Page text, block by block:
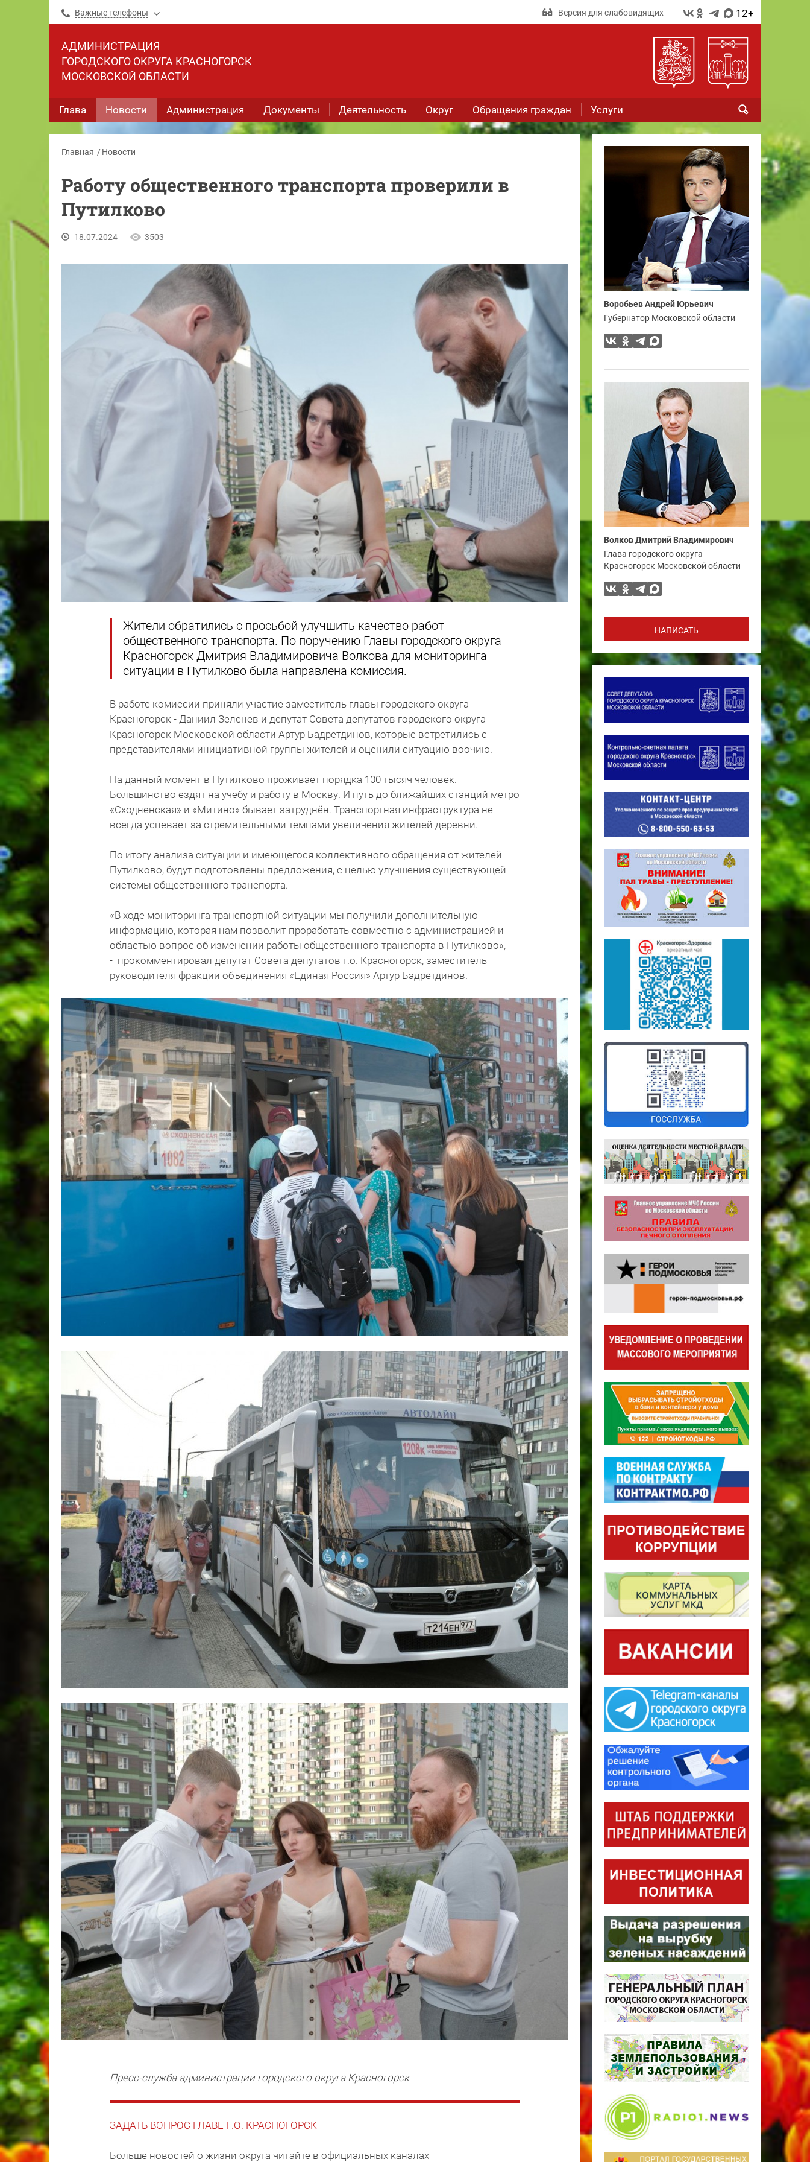
Важные телефоны Версия для слабовидящих 12+
АДМИНИСТРАЦИЯ
ГОРОДСКОГО ОКРУГА КРАСНОГОРСК
МОСКОВСКОЙ ОБЛАСТИ
Глава Новости Администрация Документы Деятельность Округ Обращения граждан Услуги
Главная Новости
Работу общественного транспорта проверили в
Путилково
18.07.2024 3503
Жители обратились с просьбой улучшить качество работ
общественного транспорта. По поручению Главы городского округа
Красногорск Дмитрия Владимировича Волкова для мониторинга
ситуации в Путилково была направлена комиссия.
В работе комиссии приняли участие заместитель главы городского округа
Красногорск - Даниил Зеленев и депутат Совета депутатов городского округа
Красногорск Московской области Артур Бадретдинов, которые встретились с
представителями инициативной группы жителей и оценили ситуацию воочию.
На данный момент в Путилково проживает порядка 100 тысяч человек.
Большинство ездят на учебу и работу в Москву. И путь до ближайших станций метро
«Сходненская» и «Митино» бывает затруднён. Транспортная инфраструктура не
всегда успевает за стремительными темпами увеличения жителей деревни.
По итогу анализа ситуации и имеющегося коллективного обращения от жителей
Путилково, будут подготовлены предложения, с целью улучшения существующей
системы общественного транспорта.
«В ходе мониторинга транспортной ситуации мы получили дополнительную
информацию, которая нам позволит проработать совместно с администрацией и
областью вопрос об изменении работы общественного транспорта в Путилково»,
- прокомментировал депутат Совета депутатов г.о. Красногорск, заместитель
руководителя фракции объединения «Единая Россия» Артур Бадретдинов.
Пресс-служба администрации городского округа Красногорск
ЗАДАТЬ ВОПРОС ГЛАВЕ Г.О. КРАСНОГОРСК
Больше новостей о жизни округа читайте в официальных каналах
Воробьев Андрей Юрьевич
Губернатор Московской области
Волков Дмитрий Владимирович
Глава городского округа
Красногорск Московской области
НАПИСАТЬ